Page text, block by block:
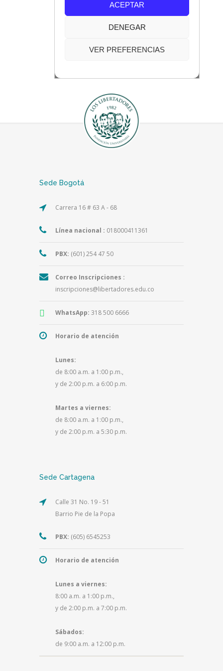
Sede Bogotá
Carrera 16 # 63 A - 68
Línea nacional : 018000411361
PBX: (601) 254 47 50
Correo Inscripciones :
inscripciones@libertadores.edu.co
WhatsApp: 318 500 6666
Horario de atención
Lunes:
de 8:00 a.m. a 1:00 p.m.,
y de 2:00 p.m. a 6:00 p.m.
Martes a viernes:
de 8:00 a.m. a 1:00 p.m.,
y de 2:00 p.m. a 5:30 p.m.
Sede Cartagena
Calle 31 No. 19 - 51
Barrio Pie de la Popa
PBX: (605) 6545253
Horario de atención
Lunes a viernes:
8:00 a.m. a 1:00 p.m.,
y de 2:00 p.m. a 7:00 p.m.
Sábados:
de 9:00 a.m. a 12:00 p.m.